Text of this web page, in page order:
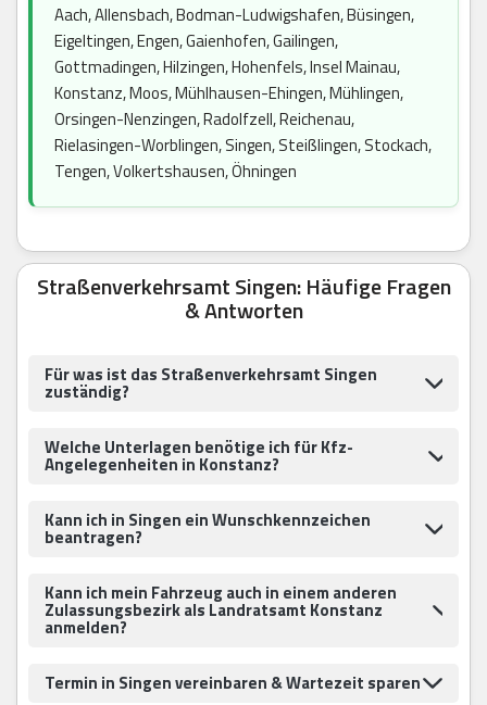
Aach, Allensbach, Bodman-Ludwigshafen, Büsingen,
Eigeltingen, Engen, Gaienhofen, Gailingen,
Gottmadingen, Hilzingen, Hohenfels, Insel Mainau,
Konstanz, Moos, Mühlhausen-Ehingen, Mühlingen,
Orsingen-Nenzingen, Radolfzell, Reichenau,
Rielasingen-Worblingen, Singen, Steißlingen, Stockach,
Tengen, Volkertshausen, Öhningen
Straßenverkehrsamt Singen: Häufige Fragen
& Antworten
Für was ist das Straßenverkehrsamt Singen
zuständig?
Welche Unterlagen benötige ich für Kfz-
Angelegenheiten in Konstanz?
Kann ich in Singen ein Wunschkennzeichen
beantragen?
Kann ich mein Fahrzeug auch in einem anderen
Zulassungsbezirk als Landratsamt Konstanz
anmelden?
Termin in Singen vereinbaren & Wartezeit sparen